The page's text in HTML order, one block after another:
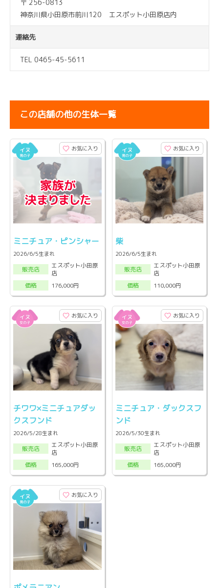
〒 256-0813
神奈川県小田原市前川120 エスポット小田原店内
連絡先
TEL 0465-45-5611
この店舗の他の生体一覧
お気に入り
ミニチュア・ピンシャー
2026/6/5生まれ
販売店
エスポット小田原
店
価格
176,000円
お気に入り
柴
2026/6/5生まれ
販売店
エスポット小田原
店
価格
110,000円
お気に入り
チワワ×ミニチュアダッ
クスフンド
2026/5/28生まれ
販売店
エスポット小田原
店
価格
165,000円
お気に入り
ミニチュア・ダックスフ
ンド
2026/5/30生まれ
販売店
エスポット小田原
店
価格
165,000円
お気に入り